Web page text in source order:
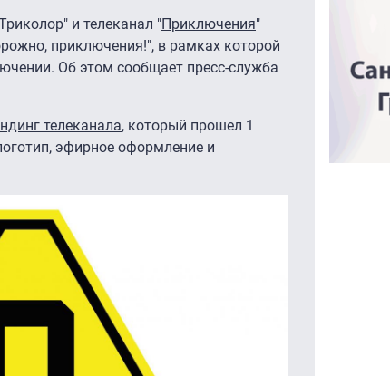
и телеканал "Приключения"
приключения!", в рамках которой
Об этом сообщает пресс-служба
телеканала, который прошел 1
эфирное оформление и